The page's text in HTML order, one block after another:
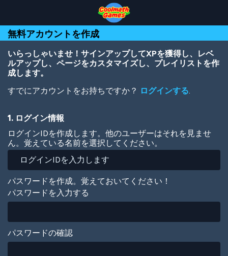
Top
of
Page
Navigation
Main
Content
Footer
ン
コ
ン
移
無料アカウントを作成
いらっしゃいませ！サインアップしてXPを獲得し、レベ
ルアップし、ページをカスタマイズし、プレイリストを作
成します。
すでにアカウントをお持ちですか？ ログインする.
1. ログイン情報
ログインIDを作成します。他のユーザーはそれを見ませ
ん。覚えている名前を選択してください。
パスワードを作成。覚えておいてください！
パスワードを入力する
パスワードの確認